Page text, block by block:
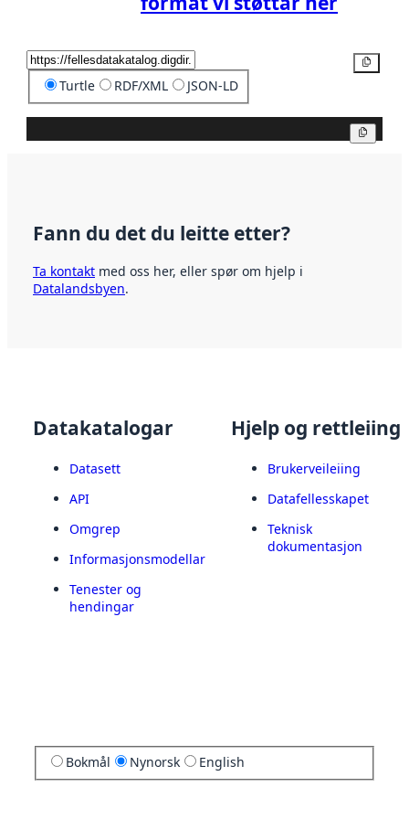
Turtle RDF/XML JSON-LD
Fann du det du leitte etter?
Ta kontakt med oss her, eller spør om hjelp i
Datalandsbyen.
Datakatalogar
Datasett
API
Omgrep
Informasjonsmodellar
Tenester og
hendingar
Hjelp og rettleiing
Brukerveileiing
Datafellesskapet
Teknisk
dokumentasjon
Bokmål Nynorsk English